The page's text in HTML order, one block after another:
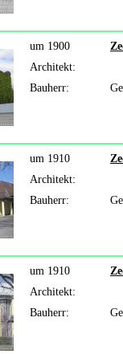
um 1900
Architekt:
Bauherr:
um 1910
Architekt:
Bauherr:
um 1910
Architekt:
Bauherr: